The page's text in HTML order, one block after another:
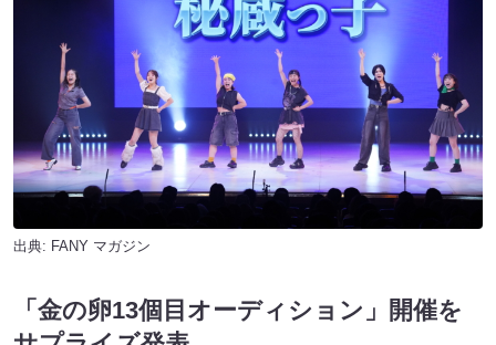
出典: FANY マガジン
「金の卵13個目オーディション」開催を